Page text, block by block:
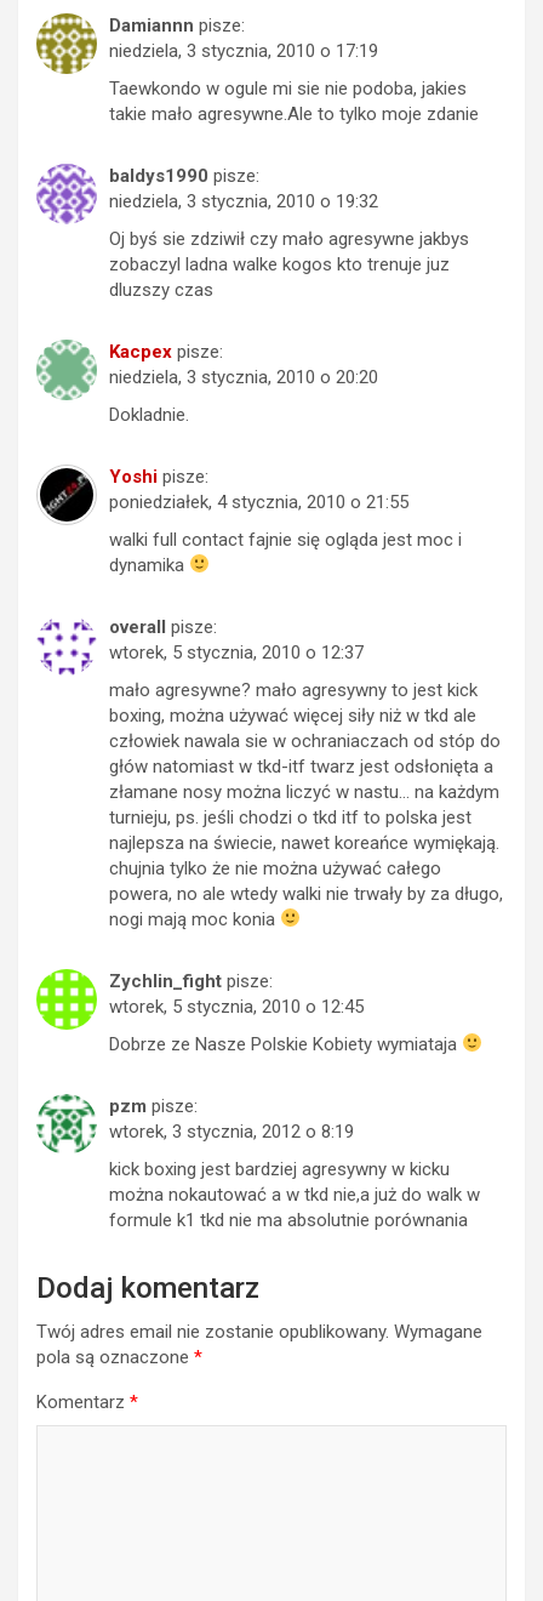
Damiannn pisze:
niedziela, 3 stycznia, 2010 o 17:19
Taewkondo w ogule mi sie nie podoba, jakies
takie mało agresywne.Ale to tylko moje zdanie
baldys1990 pisze:
niedziela, 3 stycznia, 2010 o 19:32
Oj byś sie zdziwił czy mało agresywne jakbys
zobaczyl ladna walke kogos kto trenuje juz
dluzszy czas
Kacpex pisze:
niedziela, 3 stycznia, 2010 o 20:20
Dokladnie.
Yoshi pisze:
poniedziałek, 4 stycznia, 2010 o 21:55
walki full contact fajnie się ogląda jest moc i
dynamika
overall pisze:
wtorek, 5 stycznia, 2010 o 12:37
mało agresywne? mało agresywny to jest kick
boxing, można używać więcej siły niż w tkd ale
człowiek nawala sie w ochraniaczach od stóp do
głów natomiast w tkd-itf twarz jest odsłonięta a
złamane nosy można liczyć w nastu… na każdym
turnieju, ps. jeśli chodzi o tkd itf to polska jest
najlepsza na świecie, nawet koreańce wymiękają.
chujnia tylko że nie można używać całego
powera, no ale wtedy walki nie trwały by za długo,
nogi mają moc konia
Zychlin_fight pisze:
wtorek, 5 stycznia, 2010 o 12:45
Dobrze ze Nasze Polskie Kobiety wymiataja
pzm pisze:
wtorek, 3 stycznia, 2012 o 8:19
kick boxing jest bardziej agresywny w kicku
można nokautować a w tkd nie,a już do walk w
formule k1 tkd nie ma absolutnie porównania
Dodaj komentarz
Twój adres email nie zostanie opublikowany. Wymagane
pola są oznaczone *
Komentarz *